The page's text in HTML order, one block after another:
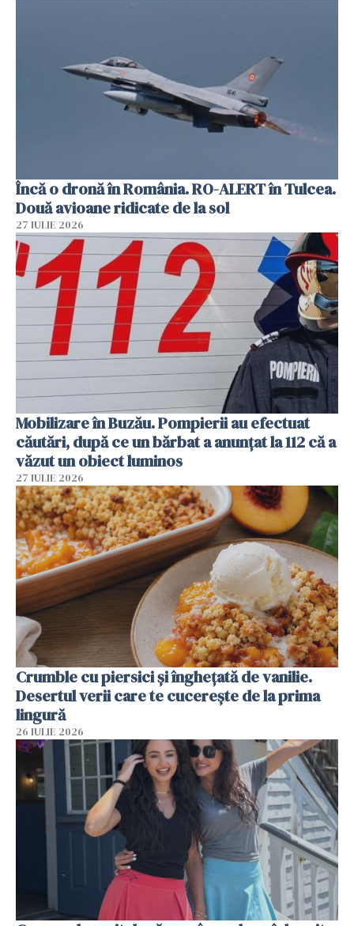
Încă o dronă în România. RO-ALERT în Tulcea.
Două avioane ridicate de la sol
27 IULIE 2026
Mobilizare în Buzău. Pompierii au efectuat
căutări, după ce un bărbat a anunțat la 112 că a
văzut un obiect luminos
27 IULIE 2026
Crumble cu piersici și înghețată de vanilie.
Desertul verii care te cucerește de la prima
lingură
26 IULIE 2026